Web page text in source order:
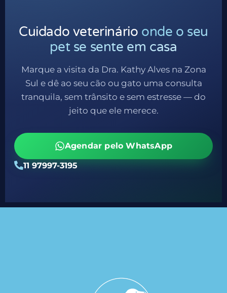
Cuidado veterinário onde o seu
pet se sente em casa
Marque a visita da Dra. Kathy Alves na Zona
Sul e dê ao seu cão ou gato uma consulta
tranquila, sem trânsito e sem estresse — do
jeito que ele merece.
Agendar pelo WhatsApp
11 97997-3195